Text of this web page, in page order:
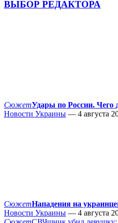
ВЫБОР РЕДАКТОРА
СюжетУдары по России. Чего
Новости Украины — 4 августа
СюжетНападения на
Новости Украины — 4 августа